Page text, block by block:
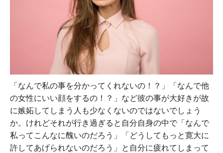
「なんで私の事を分かってくれないの！？」「なんで他
の女性にいい顔をするの！？」など彼の事が大好きが故
に嫉妬してしまう人も少なくないのではないでしょう
か。けれどそれが行き過ぎると自分自身の中で「なんで
私ってこんなに醜いのだろう」「どうしてもっと寛大に
許してあげられないのだろう」と自分に疲れてしまって